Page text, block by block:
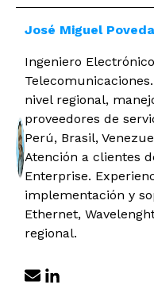
José Miguel Poveda
Ingeniero
nivel regional,
proveedores de
Perú, Brasil,
Atención a clientes
Enterprise.
implementación y
Ethernet,
regional.